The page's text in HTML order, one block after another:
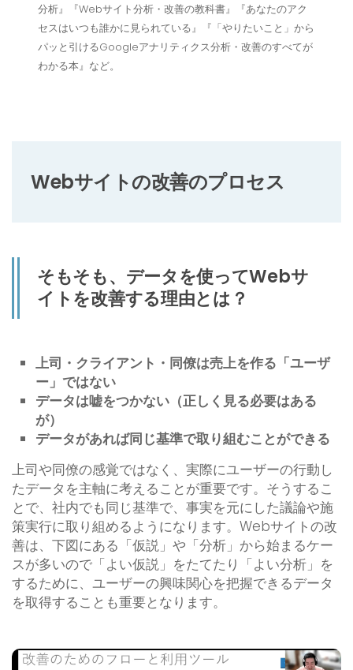
分析』『Webサイト分析・改善の教科書』『あなたのアク
セスはいつも誰かに見られている』『「やりたいこと」から
パッと引けるGoogleアナリティクス分析・改善のすべてが
わかる本』など。
Webサイトの改善のプロセス
そもそも、データを使ってWebサ
イトを改善する理由とは？
上司・クライアント・同僚は売上を作る「ユーザ
ー」ではない
データは嘘をつかない（正しく見る必要はある
が）
データがあれば同じ基準で取り組むことができる
上司や同僚の感覚ではなく、実際にユーザーの行動し
たデータを主軸に考えることが重要です。そうするこ
とで、社内でも同じ基準で、事実を元にした議論や施
策実行に取り組めるようになります。Webサイトの改
善は、下図にある「仮説」や「分析」から始まるケー
スが多いので「よい仮説」をたてたり「よい分析」を
するために、ユーザーの興味関心を把握できるデータ
を取得することも重要となります。